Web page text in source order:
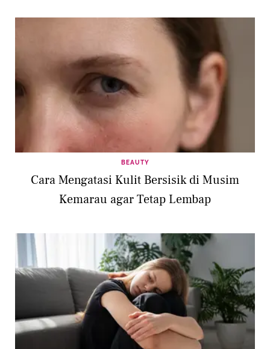
BEAUTY
Cara Mengatasi Kulit Bersisik di Musim
Kemarau agar Tetap Lembap